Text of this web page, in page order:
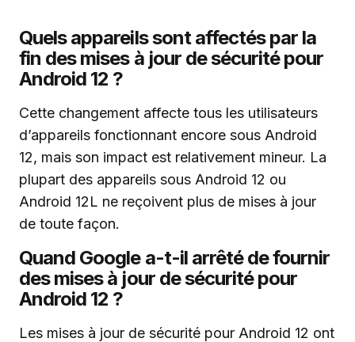
Quels appareils sont affectés par la
fin des mises à jour de sécurité pour
Android 12 ?
Cette changement affecte tous les utilisateurs
d’appareils fonctionnant encore sous Android
12, mais son impact est relativement mineur. La
plupart des appareils sous Android 12 ou
Android 12L ne reçoivent plus de mises à jour
de toute façon.
Quand Google a-t-il arrêté de fournir
des mises à jour de sécurité pour
Android 12 ?
Les mises à jour de sécurité pour Android 12 ont